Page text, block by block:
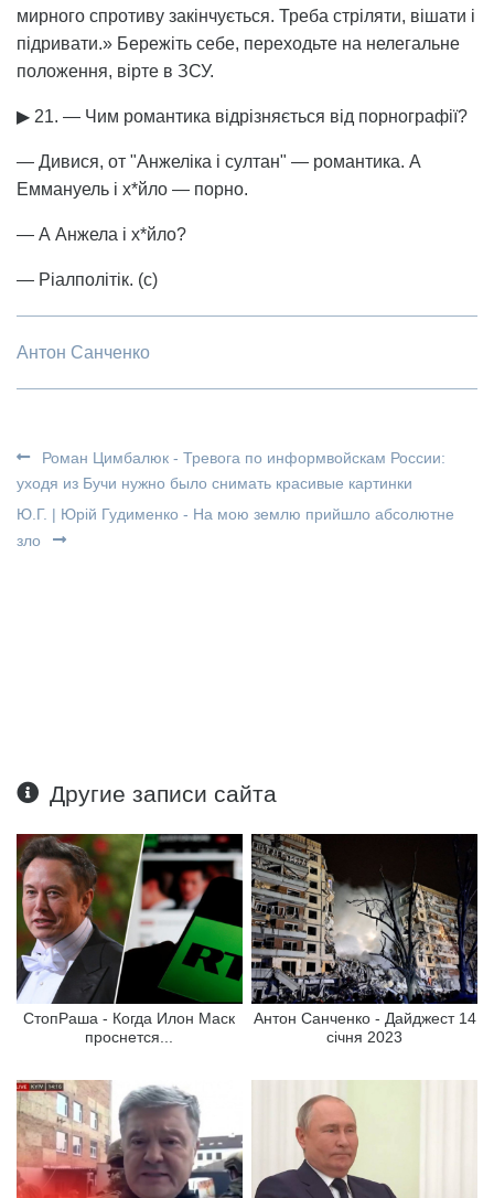
мирного спротиву закінчується. Треба стріляти, вішати і
підривати.» Бережіть себе, переходьте на нелегальне
положення, вірте в ЗСУ.
▶ 21. — Чим романтика відрізняється від порнографії?
— Дивися, от "Анжеліка і султан" — романтика. А
Еммануель і х*йло — порно.
— А Анжела і х*йло?
— Ріалполітік. (с)
Антон Санченко
Роман Цимбалюк - Тревога по информвойскам России:
уходя из Бучи нужно было снимать красивые картинки
Ю.Г. | Юрій Гудименко - На мою землю прийшло абсолютне
зло
Другие записи сайта
СтопРаша - Когда Илон Маск
проснется...
Антон Санченко - Дайджест 14
січня 2023